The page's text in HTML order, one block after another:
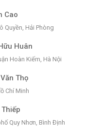
Cao
Quyền, Hải Phòng
Huân
Hoàn Kiếm, Hà Nội
Thọ
Chí Minh
Quy Nhơn, Bình Định